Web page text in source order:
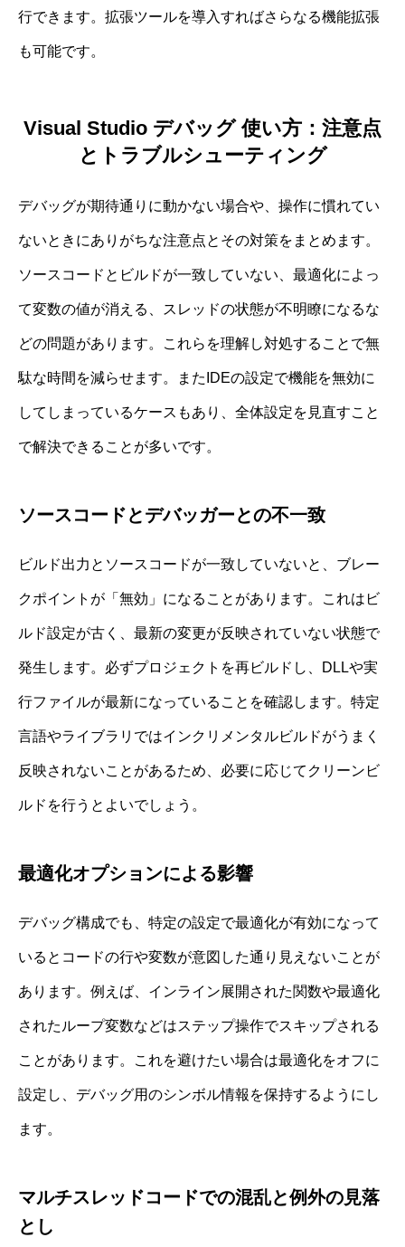
行できます。拡張ツールを導入すればさらなる機能拡張
も可能です。
Visual Studio デバッグ 使い方：注意点
とトラブルシューティング
デバッグが期待通りに動かない場合や、操作に慣れてい
ないときにありがちな注意点とその対策をまとめます。
ソースコードとビルドが一致していない、最適化によっ
て変数の値が消える、スレッドの状態が不明瞭になるな
どの問題があります。これらを理解し対処することで無
駄な時間を減らせます。またIDEの設定で機能を無効に
してしまっているケースもあり、全体設定を見直すこと
で解決できることが多いです。
ソースコードとデバッガーとの不一致
ビルド出力とソースコードが一致していないと、ブレー
クポイントが「無効」になることがあります。これはビ
ルド設定が古く、最新の変更が反映されていない状態で
発生します。必ずプロジェクトを再ビルドし、DLLや実
行ファイルが最新になっていることを確認します。特定
言語やライブラリではインクリメンタルビルドがうまく
反映されないことがあるため、必要に応じてクリーンビ
ルドを行うとよいでしょう。
最適化オプションによる影響
デバッグ構成でも、特定の設定で最適化が有効になって
いるとコードの行や変数が意図した通り見えないことが
あります。例えば、インライン展開された関数や最適化
されたループ変数などはステップ操作でスキップされる
ことがあります。これを避けたい場合は最適化をオフに
設定し、デバッグ用のシンボル情報を保持するようにし
ます。
マルチスレッドコードでの混乱と例外の見落
とし